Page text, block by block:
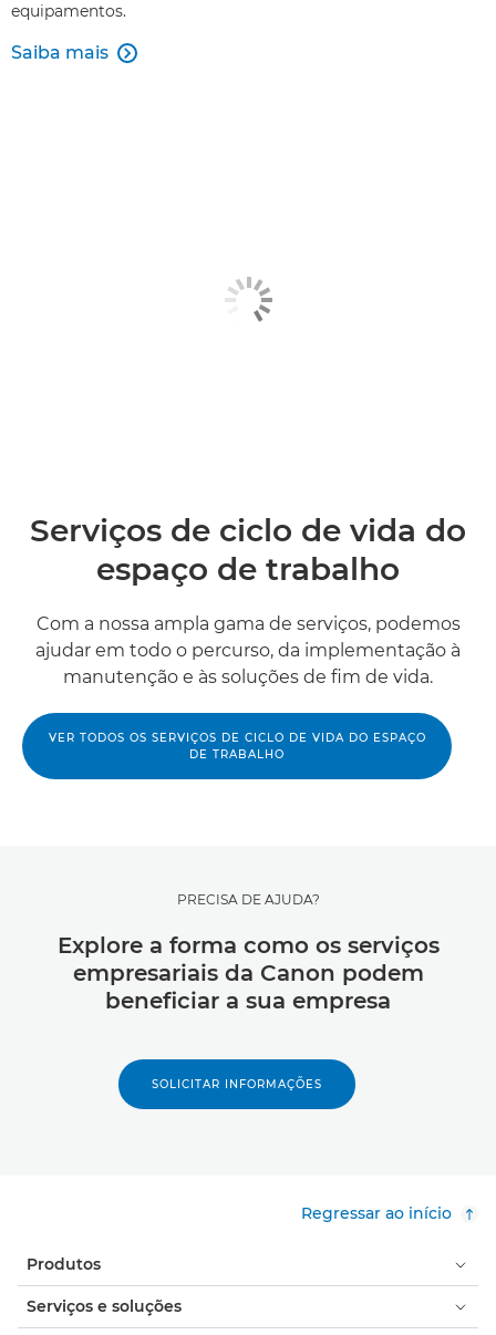
equipamentos.
Saiba mais 
Serviços de ciclo de vida do
espaço de trabalho
Com a nossa ampla gama de serviços, podemos
ajudar em todo o percurso, da implementação à
manutenção e às soluções de fim de vida.
VER TODOS OS SERVIÇOS DE CICLO DE VIDA DO ESPAÇO
DE TRABALHO
PRECISA DE AJUDA?
Explore a forma como os serviços
empresariais da Canon podem
beneficiar a sua empresa
SOLICITAR INFORMAÇÕES
Regressar ao início
Produtos
Serviços e soluções